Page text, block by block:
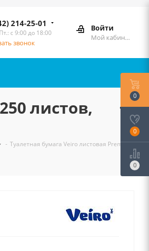
Войти
Мой кабинет
214-25-01
с 9:00 до 18:00
звонок
листов,
- Туалетная бумага Veiro листовая Premium
0
0
0